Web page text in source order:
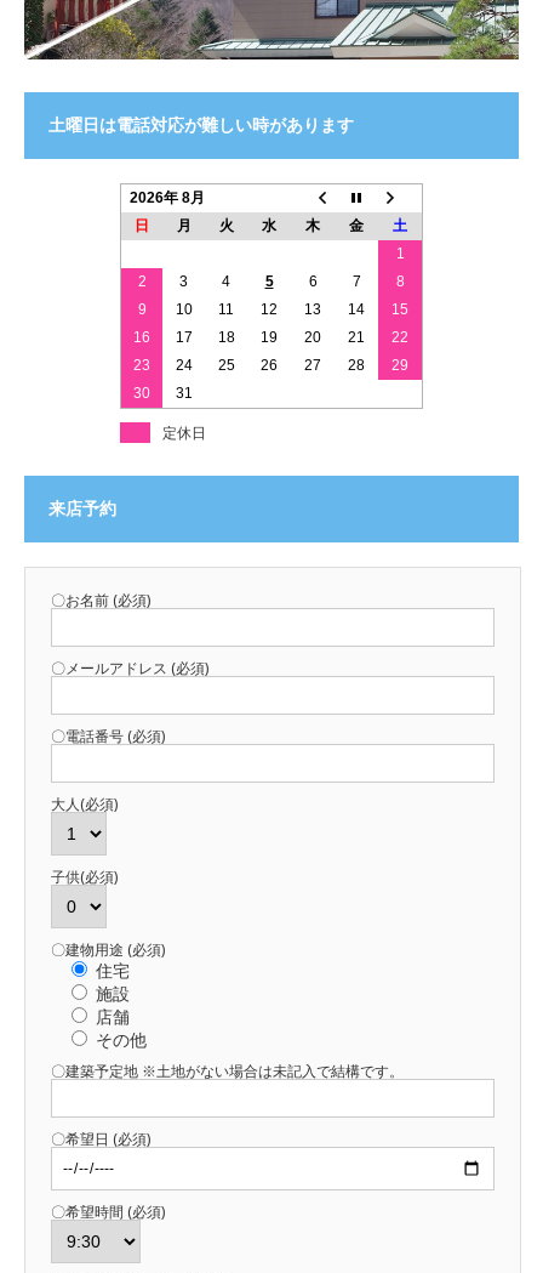
土曜日は電話対応が難しい時があります
2026年 8月
日
月 火 水 木 金
土
1
2
3 4 5 6 7
8
9
10 11 12 13 14
15
16
17 18 19 20 21
22
23
24 25 26 27 28
29
30
31
定休日
来店予約
〇お名前 (必須)
〇メールアドレス (必須)
〇電話番号 (必須)
大人(必須)
子供(必須)
〇建物用途 (必須)
住宅
施設
店舗
その他
〇建築予定地 ※土地がない場合は未記入で結構です。
〇希望日 (必須)
〇希望時間 (必須)